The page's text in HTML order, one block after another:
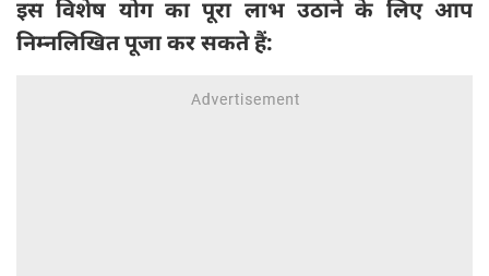
इस विशेष योग का पूरा लाभ उठाने के लिए आप
निम्नलिखित पूजा कर सकते हैं: